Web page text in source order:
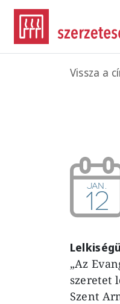
Ugrás a tartalomra
Vissza a
jan.
12
„Az
szeretet
Szent